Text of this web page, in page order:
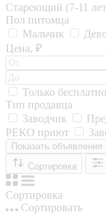
Стареющий (7-11
Пол питомца
Мальчик
Цена, ₽
Только бесплатно
Тип продавца
Заводчик
РЕКО приют
Показать объявления
Сортировка
Сортировка
Сортировать